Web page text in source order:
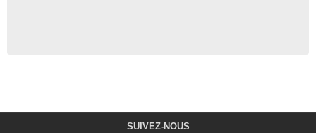
SUIVEZ-NOUS